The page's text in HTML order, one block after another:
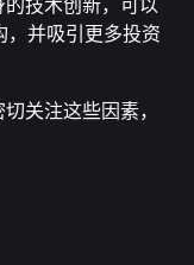
技术创新，可以
，并吸引更多投资
关注这些因素，